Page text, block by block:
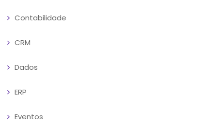
Contabilidade
CRM
Dados
ERP
Eventos